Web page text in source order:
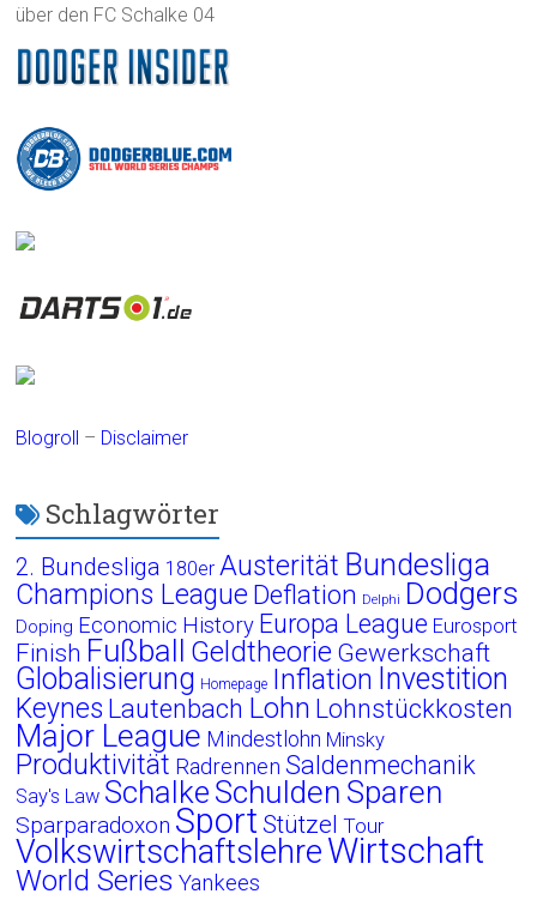
über den FC Schalke 04
Blogroll – Disclaimer
Schlagwörter
2. Bundesliga 180er Austerität Bundesliga
Champions League Deflation Delphi Dodgers
Doping Economic History Europa League Eurosport
Finish Fußball Geldtheorie Gewerkschaft
Globalisierung Homepage Inflation Investition
Keynes Lautenbach Lohn Lohnstückkosten
Major League Mindestlohn Minsky
Produktivität Radrennen Saldenmechanik
Say's Law Schalke Schulden Sparen
Sparparadoxon Sport Stützel Tour
VolkswirtschaftslehreWirtschaft
World Series Yankees